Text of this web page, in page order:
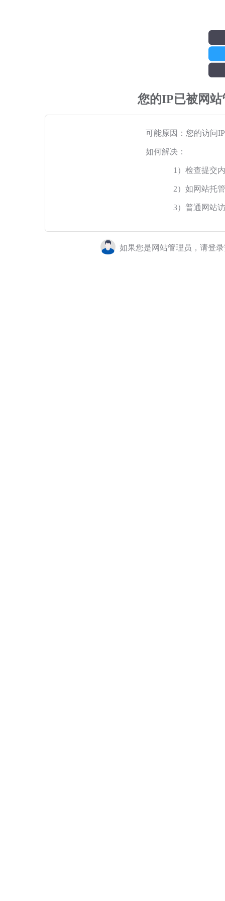
您的IP已被网
可能原因：您的访问
如何解决：
1）检查提交
2）如网站托
3）普通网站
如果您是网站管理员，请登